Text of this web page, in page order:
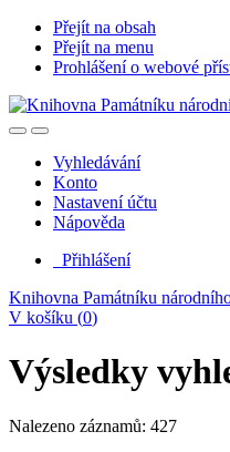
Přejít na obsah
Přejít na menu
Prohlášení o webové
Vyhledávání
Konto
Nastavení účtu
Nápověda
Přihlášení
Knihovna Památníku
V košíku (0)
Výsledky
Nalezeno záznamů: 427